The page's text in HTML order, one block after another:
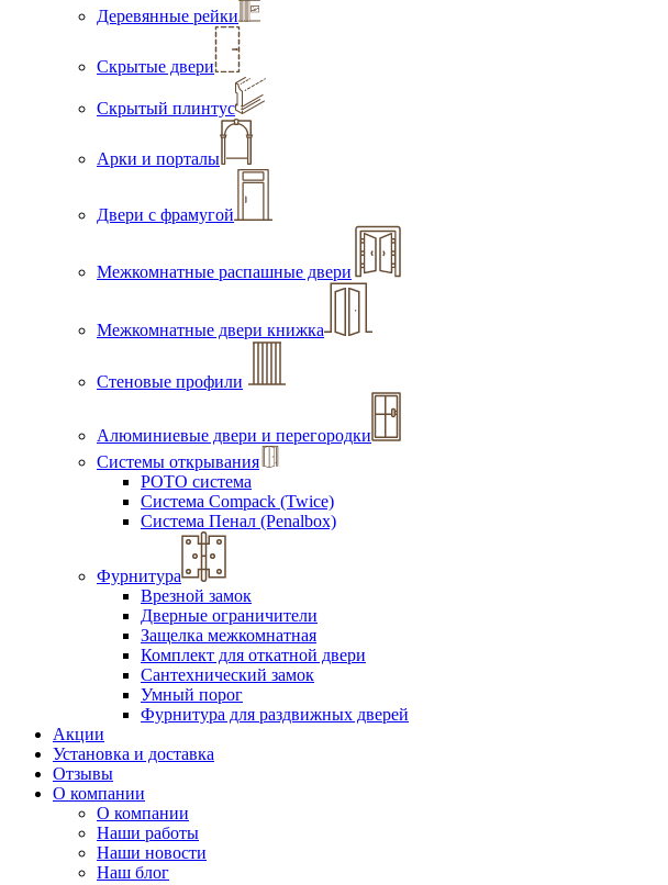
Деревянные рейки
Скрытые двери
Скрытый плинтус
Арки и порталы
Двери с фрамугой
Межкомнатные распашные двери
Межкомнатные двери книжка
Стеновые профили
Алюминиевые двери и перегородки
Системы открывания
РОТО система
Система Compack (Twice)
Система Пенал (Penalbox)
Фурнитура
Врезной замок
Дверные ограничители
Защелка межкомнатная
Комплект для откатной двери
Сантехнический замок
Умный порог
Фурнитура для раздвижных дверей
Акции
Установка и доставка
Отзывы
О компании
О компании
Наши работы
Наши новости
Наш блог